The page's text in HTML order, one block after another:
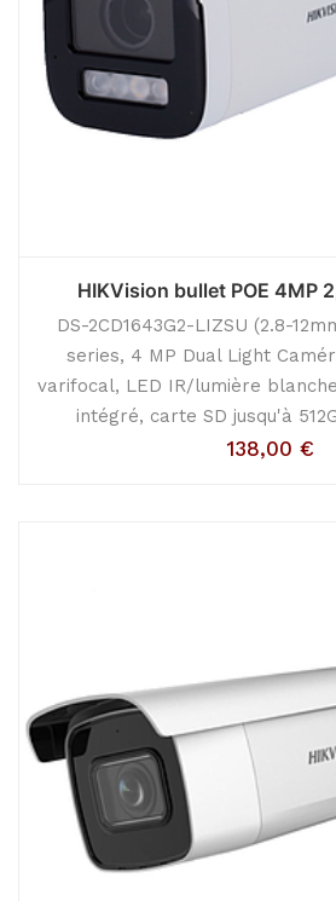
HIKVision bullet POE 4MP
DS-2CD1643G2-LIZSU (2.8-
series, 4 MP Dual Light
varifocal, LED IR/lumière
intégré, carte SD jusqu'à
138,00 €